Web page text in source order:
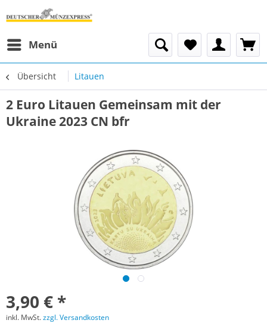
Menü
Übersicht Litauen
2 Euro Litauen Gemeinsam mit der
Ukraine 2023 CN bfr
3,90 € *
inkl. MwSt.zzgl. Versandkosten